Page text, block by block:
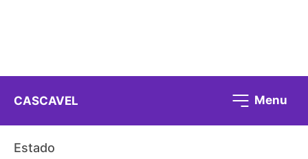
CASCAVEL Menu
Estado